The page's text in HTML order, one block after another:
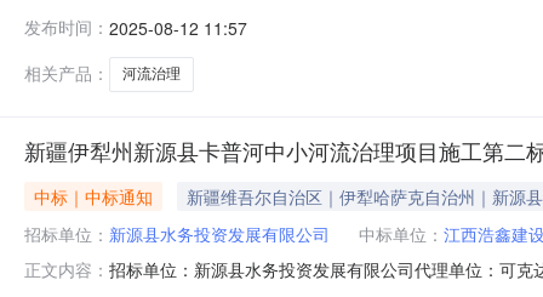
公开招标的形式，在新疆维吾尔自治区政务服务和公共
后，确定以下中标人，现予以公
发布时间： 2025-08-12 11:57
相关产品：
河流治理
新疆伊犁州新源县卡普河中小河流治理项目施工第二
中标｜中标通知
新疆维吾尔自治区｜伊犁哈萨克自治州｜新源县
招标单位： 新源县水务投资发展有限公司 中标单位： 江西浩鑫建
正文内容： 招标单位：新源县水务投资发展有限公司代理单位：可